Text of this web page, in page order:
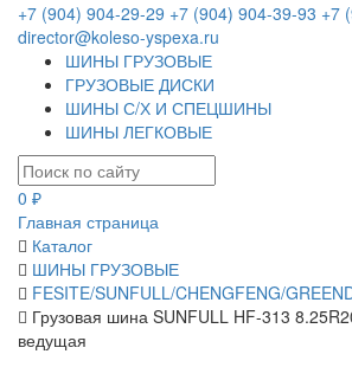
+7 (904) 904-29-29 +7 (904) 904-39-93 +7
director@koleso-yspexa.ru
ШИНЫ ГРУЗОВЫЕ
ГРУЗОВЫЕ ДИСКИ
ШИНЫ С/Х И СПЕЦШИНЫ
ШИНЫ ЛЕГКОВЫЕ
0 ₽
Главная страница
Каталог
ШИНЫ ГРУЗОВЫЕ
FESITE/SUNFULL/CHENGFENG/
Грузовая шина SUNFULL HF-313
ведущая